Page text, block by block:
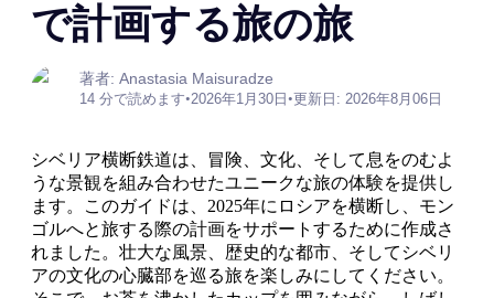
で計画する旅の旅
著者: Anastasia Maisuradze
14 分で読めます•2026年1月30日 •更新日: 2026年8月06日
シベリア横断鉄道は、冒険、文化、そして息をのむよ
うな景観を組み合わせたユニークな旅の体験を提供し
ます。このガイドは、2025年にロシアを横断し、モン
ゴルへと旅する際の計画をサポートするために作成さ
れました。壮大な風景、歴史的な都市、そしてシベリ
アの文化の心臓部を巡る旅を楽しみにしてください。